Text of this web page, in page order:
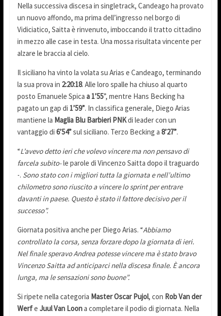
Nella successiva discesa in singletrack, Candeago ha provato
un nuovo affondo, ma prima dell’ingresso nel borgo di
Vidiciatico, Saitta è rinvenuto, imboccando il tratto cittadino
in mezzo alle case in testa. Una mossa risultata vincente per
alzare le braccia al cielo.
Il siciliano ha vinto la volata su Arias e Candeago, terminando
la sua prova in 2:20:18. Alle loro spalle ha chiuso al quarto
posto Emanuele Spica a 1’55”, mentre Hans Becking ha
pagato un gap di 1’59”. In classifica generale, Diego Arias
mantiene la Maglia Blu Barbieri PNKdi leader con un
vantaggio di 6’54”sul siciliano. Terzo Becking a 8’27”.
“L’avevo detto ieri che volevo vincere ma non pensavo di
farcela subito-le parole di Vincenzo Saitta dopo il traguardo
-. Sono stato con i migliori tutta la giornata e nell’ultimo
chilometro sono riuscito a vincere lo sprint per entrare
davanti in paese. Questo è stato il fattore decisivo per il
successo”.
Giornata positiva anche per Diego Arias. “Abbiamo
controllato la corsa, senza forzare dopo la giornata di ieri.
Nel finale speravo Andrea potesse vincere ma è stato bravo
Vincenzo Saitta ad anticiparci nella discesa finale. È ancora
lunga, ma le sensazioni sono buone”.
Si ripete nella categoria MasterOscar Pujol, con Rob Van der
Werfe Juul Van Loona completare il podio di giornata. Nella